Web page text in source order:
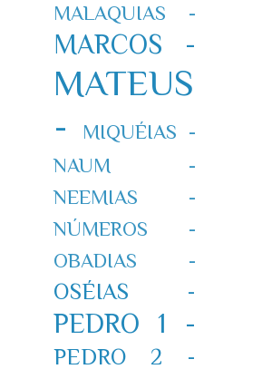
MALAQUIAS -
MARCOS -
MATEUS
-
MIQUÉIAS -
NAUM -
NEEMIAS -
NÚMEROS -
OBADIAS -
OSÉIAS -
PEDRO 1 -
PEDRO 2 -